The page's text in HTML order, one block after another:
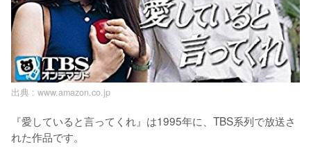
出典 : www.amazon.co.jp
『愛していると言ってくれ』は1995年に、TBS系列で放送さ
れた作品です。